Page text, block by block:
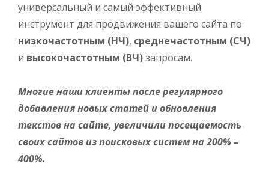
универсальный и самый эффективный
инструмент для продвижения вашего сайта по
низкочастотным (НЧ), среднечастотным (СЧ)
и высокочастотным (ВЧ)запросам.
Многие наши клиенты после регулярного
добавления новых статей и обновления
текстов на сайте, увеличили посещаемость
своих сайтов из поисковых систем на 200% –
400%.